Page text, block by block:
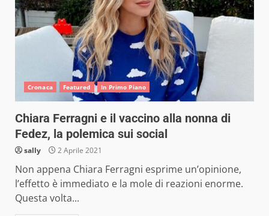
Cronaca Featured In Primo Piano
Chiara Ferragni e il vaccino alla nonna di
Fedez, la polemica sui social
sally 2 Aprile 2021
Non appena Chiara Ferragni esprime un’opinione,
l’effetto è immediato e la mole di reazioni enorme.
Questa volta...